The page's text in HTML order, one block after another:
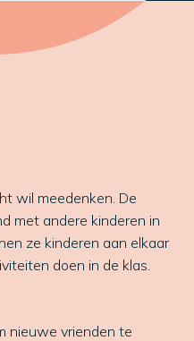
wil meedenken. De
met andere kinderen in
ze kinderen aan elkaar
doen in de klas.
nieuwe vrienden te